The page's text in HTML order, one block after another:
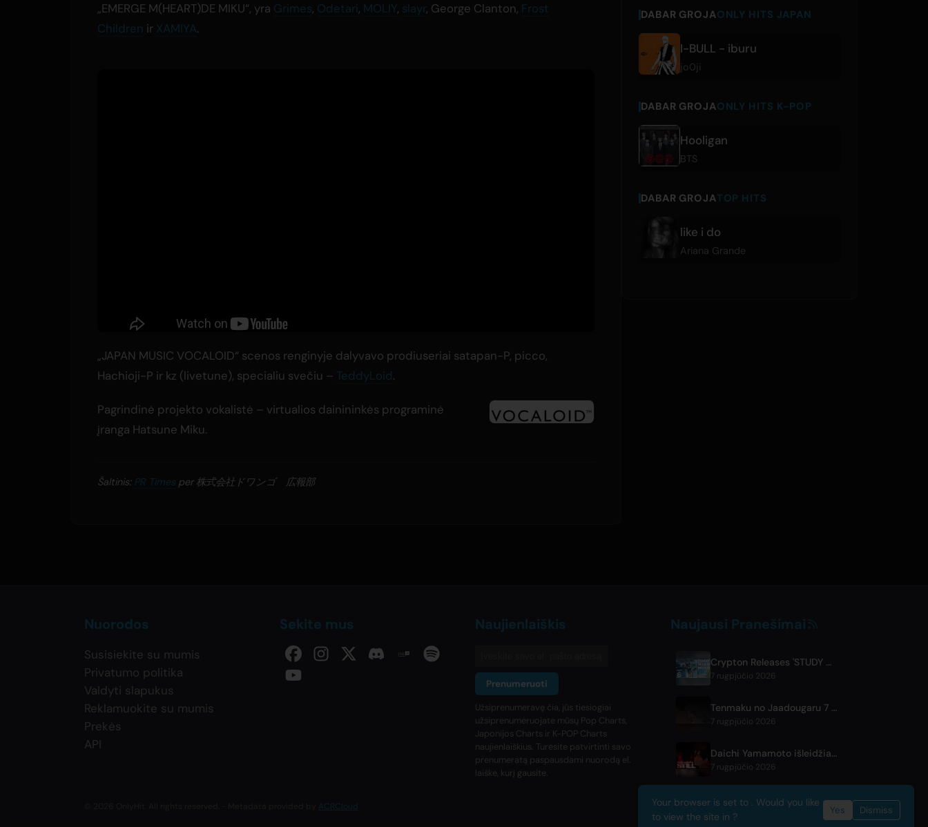
„EMERGE M(HEART)DE MIKU“, yra Grimes, Odetari, MOLIY, slayr, George Clanton, Frost
Children ir XAMIYA.
„JAPAN MUSIC VOCALOID“ scenos renginyje dalyvavo prodiuseriai satapan-P, picco,
Hachioji-P ir kz (livetune), specialiu svečiu – TeddyLoid.
Pagrindinė projekto vokalistė – virtualios dainininkės programinė
įranga Hatsune Miku.
Šaltinis: PR Times per 株式会社ドワンゴ 広報部
DABAR GROJAONLY HITS JAPAN
I-BULL - iburu
jo0ji
DABAR GROJAONLY HITS K-POP
Hooligan
BTS
DABAR GROJATOP HITS
like i do
Ariana Grande
Nuorodos
Susisiekite su mumis
Privatumo politika
Valdyti slapukus
Reklamuokite su mumis
Prekės
API
Sekite mus Naujienlaiškis
Prenumeruoti
Užsiprenumeravę čia, jūs tiesiogiai
užsiprenumeruojate mūsų Pop Charts,
Japonijos Charts ir K-POP Charts
naujienlaiškius. Turėsite patvirtinti savo
prenumeratą paspausdami nuorodą el.
laiške, kurį gausite.
Naujausi Pranešimai
Crypton Releases 'STUDY WITH MIKU - part6 -' Instrumental BGM Video
7 rugpjūčio 2026
Tenmaku no Jaadougaru 7 epizodas: išleistas „Brolių“ įžanginis vaizdas
7 rugpjūčio 2026
Daichi Yamamoto išleidžia dainą 'Still' hip-hopo animacijai 'Shadow Beat'
7 rugpjūčio 2026
ACRCloud
Your browser is set to . Would you like
to view the site in ?
Yes Dismiss